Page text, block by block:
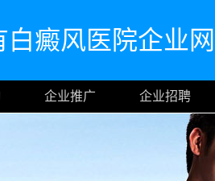
癜风医院企业网
企业推广 企业招聘